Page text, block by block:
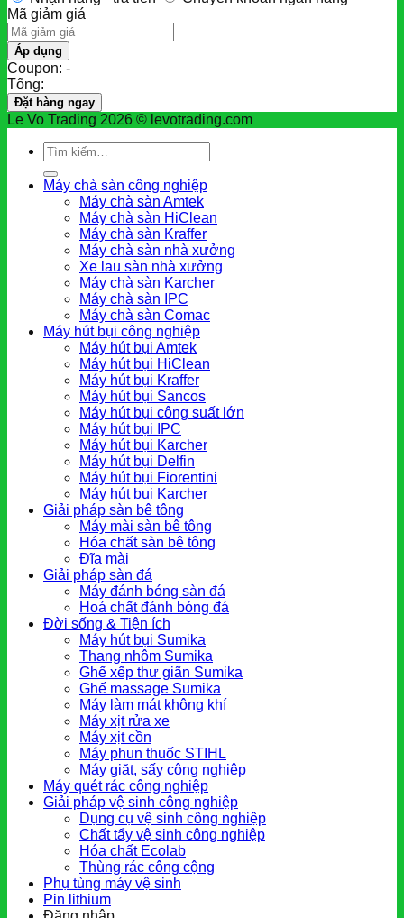
Mã giảm giá
Áp dụng
Coupon: -
Tổng:
Đặt hàng ngay
Le Vo Trading 2026 © levotrading.com
Tìm
kiếm:
Máy chà sàn công nghiệp
Máy chà sàn Amtek
Máy chà sàn HiClean
Máy chà sàn Kraffer
Máy chà sàn nhà xưởng
Xe lau sàn nhà xưởng
Máy chà sàn Karcher
Máy chà sàn IPC
Máy chà sàn Comac
Máy hút bụi công nghiệp
Máy hút bụi Amtek
Máy hút bụi HiClean
Máy hút bụi Kraffer
Máy hút bụi Sancos
Máy hút bụi công suất lớn
Máy hút bụi IPC
Máy hút bụi Karcher
Máy hút bụi Delfin
Máy hút bụi Fiorentini
Máy hút bụi Karcher
Giải pháp sàn bê tông
Máy mài sàn bê tông
Hóa chất sàn bê tông
Đĩa mài
Giải pháp sàn đá
Máy đánh bóng sàn đá
Hoá chất đánh bóng đá
Đời sống & Tiện ích
Máy hút bụi Sumika
Thang nhôm Sumika
Ghế xếp thư giãn Sumika
Ghế massage Sumika
Máy làm mát không khí
Máy xịt rửa xe
Máy xịt cồn
Máy phun thuốc STIHL
Máy giặt, sấy công nghiệp
Máy quét rác công nghiệp
Giải pháp vệ sinh công nghiệp
Dụng cụ vệ sinh công nghiệp
Chất tẩy vệ sinh công nghiệp
Hóa chất Ecolab
Thùng rác công cộng
Phụ tùng máy vệ sinh
Pin lithium